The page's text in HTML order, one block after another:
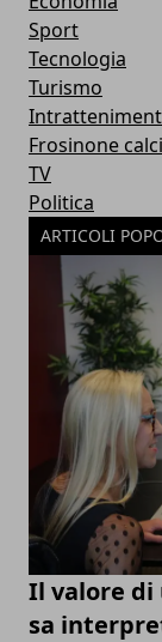
Sport
Tecnologia
Turismo
Frosinone
TV
Politica
ARTICOLI
Il valore di
sa